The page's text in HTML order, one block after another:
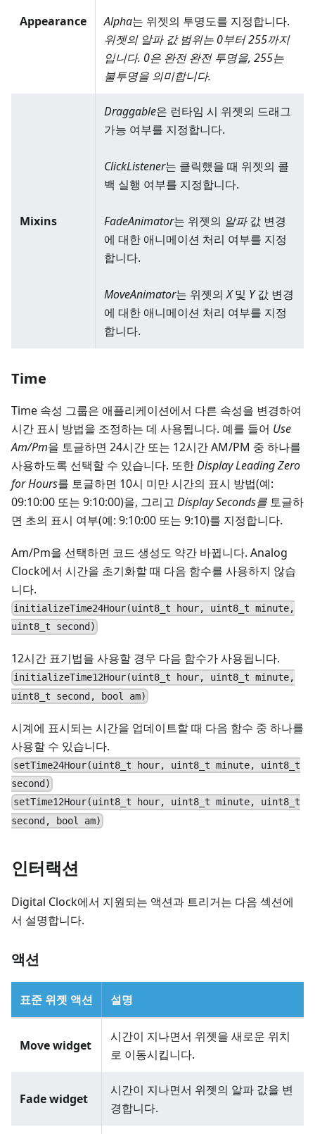
Appearance Alpha는 위젯의 투명도를 지정합니다.
위젯의 알파 값 범위는 0부터 255까지
입니다. 0은 완전 완전 투명을, 255는
불투명을 의미합니다.
Mixins
Draggable은 런타임 시 위젯의 드래그
가능 여부를 지정합니다.
ClickListener는 클릭했을 때 위젯의 콜
백 실행 여부를 지정합니다.
FadeAnimator는 위젯의 알파값 변경
에 대한 애니메이션 처리 여부를 지정
합니다.
MoveAnimator는 위젯의X및 Y값 변경
에 대한 애니메이션 처리 여부를 지정
합니다.
Time
Time 속성 그룹은 애플리케이션에서 다른 속성을 변경하여
시간 표시 방법을 조정하는 데 사용됩니다. 예를 들어 Use
Am/Pm을 토글하면 24시간 또는 12시간 AM/PM 중 하나를
사용하도록 선택할 수 있습니다. 또한Display Leading Zero
for Hours를 토글하면 10시 미만 시간의 표시 방법(예:
09:10:00 또는 9:10:00)을, 그리고 Display Seconds를 토글하
면 초의 표시 여부(예: 9:10:00 또는 9:10)를 지정합니다.
Am/Pm을 선택하면 코드 생성도 약간 바뀝니다. Analog
Clock에서 시간을 초기화할 때 다음 함수를 사용하지 않습
니다.
initializeTime24Hour(uint8_t hour, uint8_t minute,
uint8_t second)
12시간 표기법을 사용할 경우 다음 함수가 사용됩니다.
initializeTime12Hour(uint8_t hour, uint8_t minute,
uint8_t second, bool am)
시계에 표시되는 시간을 업데이트할 때 다음 함수 중 하나를
사용할 수 있습니다.
setTime24Hour(uint8_t hour, uint8_t minute, uint8_t
second)
setTime12Hour(uint8_t hour, uint8_t minute, uint8_t
second, bool am)
인터랙션
Digital Clock에서 지원되는 액션과 트리거는 다음 섹션에
서 설명합니다.
액션
표준 위젯 액션 설명
Move widget
시간이 지나면서 위젯을 새로운 위치
로 이동시킵니다.
Fade widget
시간이 지나면서 위젯의 알파 값을 변
경합니다.